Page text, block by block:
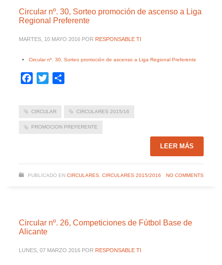
Circular nº. 30, Sorteo promoción de ascenso a Liga
Regional Preferente
MARTES, 10 MAYO 2016 POR RESPONSABLE TI
Circular nº. 30, Sorteo promoción de ascenso a Liga Regional Preferente
Facebook
Twitter
CIRCULAR CIRCULARES 2015/16
PROMOCION PREFERENTE
LEER MÁS
PUBLICADO EN CIRCULARES, CIRCULARES 2015/2016 NO COMMENTS
Circular nº. 26, Competiciones de Fútbol Base de
Alicante
LUNES, 07 MARZO 2016 POR RESPONSABLE TI